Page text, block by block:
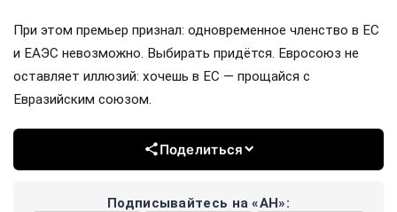
При этом премьер признал: одновременное членство в ЕС
и ЕАЭС невозможно. Выбирать придётся. Евросоюз не
оставляет иллюзий: хочешь в ЕС — прощайся с
Евразийским союзом.
Поделиться
Подписывайтесь на «АН»: